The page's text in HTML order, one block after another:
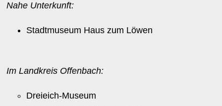
Nahe Unterkunft:
Stadtmuseum Haus zum Löwen
Im Landkreis Offenbach:
Dreieich-Museum